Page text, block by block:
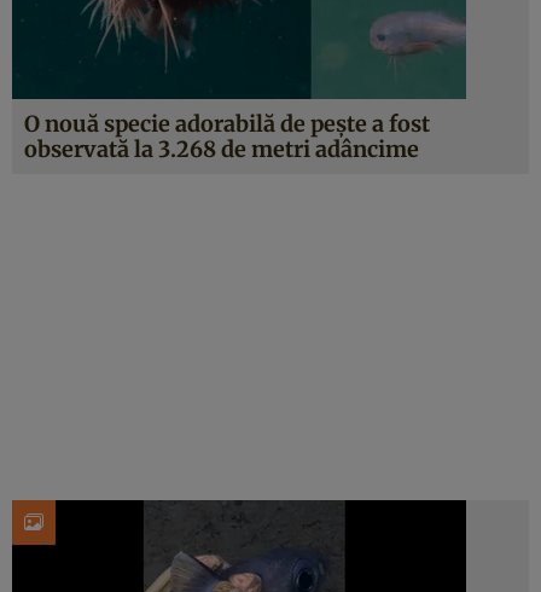
O nouă specie adorabilă de pește a fost
observată la 3.268 de metri adâncime